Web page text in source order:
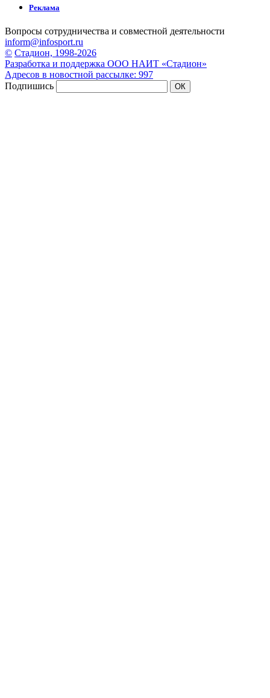
Реклама
Вопросы сотрудничества и совместной деятельности
inform@infosport.ru
© Стадион, 1998-2026
Разработка и поддержка ООО НАИТ «Стадион»
Адресов в новостной рассылке: 997
Подпишись